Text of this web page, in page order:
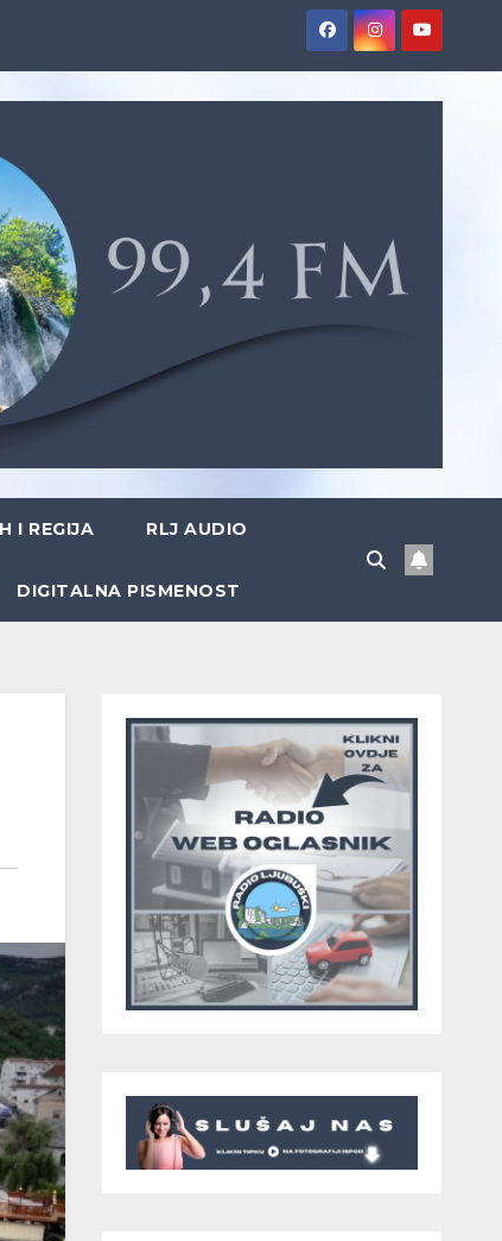
I REGIJA RLJ AUDIO
DIGITALNA PISMENOST